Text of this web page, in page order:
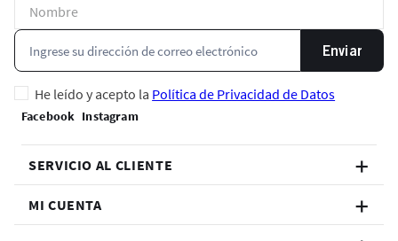
Enviar
He leído y acepto la Política de Privacidad de Datos
SERVICIO AL CLIENTE
MI CUENTA